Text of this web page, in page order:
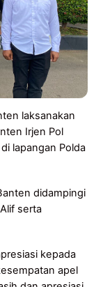
laksanakan
Irjen Pol
lapangan Polda
didampingi
serta
kepada
apel